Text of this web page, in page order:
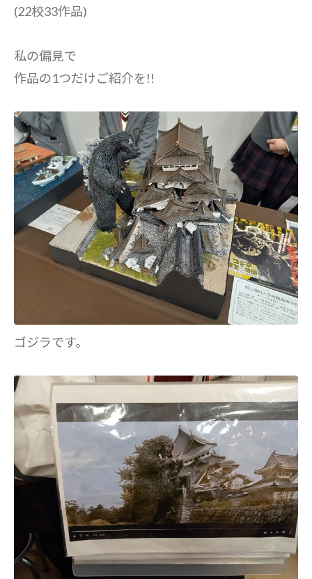
(22校33作品)
私の偏見で
作品の1つだけご紹介を!!
ゴジラです。